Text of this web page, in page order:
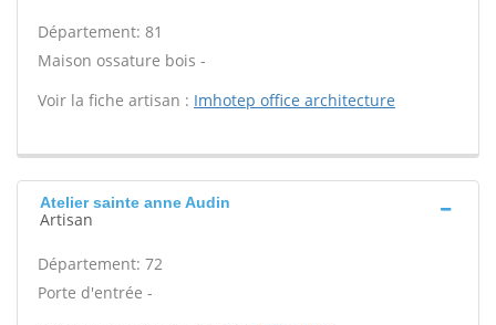
Département: 81
Maison ossature bois -
Voir la fiche artisan : Imhotep office architecture
Atelier sainte anne Audin
Artisan
Département: 72
Porte d'entrée -